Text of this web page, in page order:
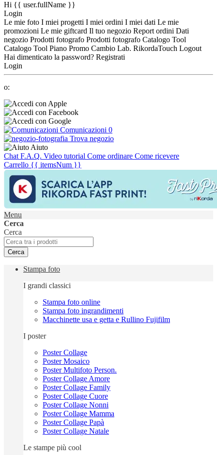
Hi {{ user.fullName }}
Login
Le mie foto I miei progetti I miei ordini I miei dati Le mie
promozioni Le mie giftcard Il tuo negozio Report ordini Dati
negozio Prodotti fotografo Prodotti fotografo Catalogo Tool
Catalogo Tool Piano Promo Cambio Lab. RikordaTouch Logout
Hai dimenticato la password? Registrati
Login
o:
Comunicazioni 0
Trova negozio
Aiuto
Chat F.A.Q. Video tutorial Come ordinare Come ricevere
Carrello {{ itemsNum }}
Menu
Cerca
Cerca
Cerca
Stampa foto
I grandi classici
Stampa foto online
Stampa foto ingrandimenti
Macchinette usa e getta e Rullino Fujifilm
I poster
Poster Collage
Poster Mosaico
Poster Multifoto Person.
Poster Collage Amore
Poster Collage Family
Poster Collage Cuore
Poster Collage Nonni
Poster Collage Mamma
Poster Collage Papà
Poster Collage Natale
Le stampe più cool